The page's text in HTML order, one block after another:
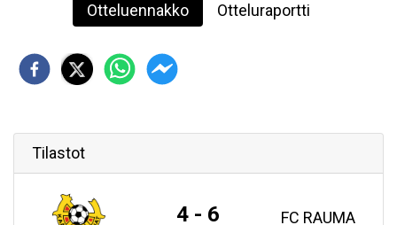
Otteluennakko Otteluraportti
Tilastot
4 - 6 FC RAUMA